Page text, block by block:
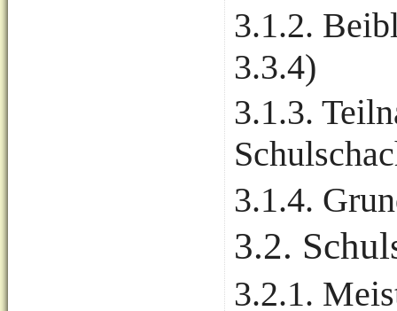
3.1.2.
3.3.4)
3.1.3.
3.1.4.
3.2.
3.2.1.